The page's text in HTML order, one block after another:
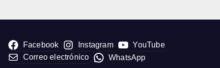
Facebook Instagram
YouTube
Correo electrónico
WhatsApp